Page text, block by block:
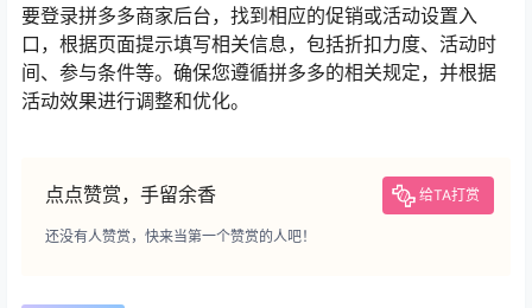
要登录拼多多商家后台，找到相应的促销或活动设置入
口，根据页面提示填写相关信息，包括折扣力度、活动时
间、参与条件等。确保您遵循拼多多的相关规定，并根据
活动效果进行调整和优化。
点点赞赏，手留余香 给TA打赏
还没有人赞赏，快来当第一个赞赏的人吧！